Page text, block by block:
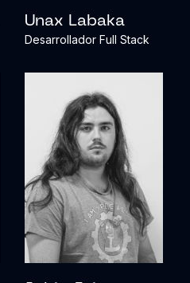
Unax Labaka
Desarrollador Full Stack